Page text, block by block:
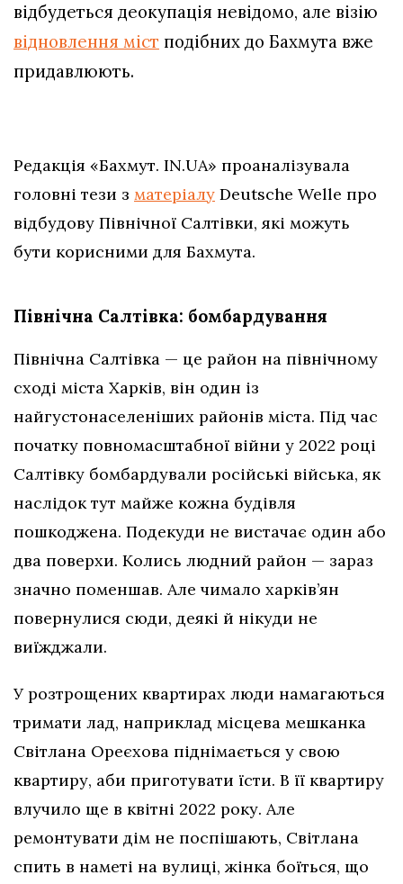
відбудеться деокупація невідомо, але візію
відновлення міст подібних до Бахмута вже
придавлюють.
Редакція «Бахмут. IN.UA» проаналізувала
головні тези з матеріалу Deutsche Welle про
відбудову Північної Салтівки, які можуть
бути корисними для Бахмута.
Північна Салтівка: бомбардування
Північна Салтівка — це район на північному
сході міста Харків, він один із
найгустонаселеніших районів міста. Під час
початку повномасштабної війни у 2022 році
Салтівку бомбардували російські війська, як
наслідок тут майже кожна будівля
пошкоджена. Подекуди не вистачає один або
два поверхи. Колись людний район — зараз
значно поменшав. Але чимало харків’ян
повернулися сюди, деякі й нікуди не
виїжджали.
У розтрощених квартирах люди намагаються
тримати лад, наприклад місцева мешканка
Світлана Ореєхова піднімається у свою
квартиру, аби приготувати їсти. В її квартиру
влучило ще в квітні 2022 року. Але
ремонтувати дім не поспішають, Світлана
спить в наметі на вулиці, жінка боїться, що